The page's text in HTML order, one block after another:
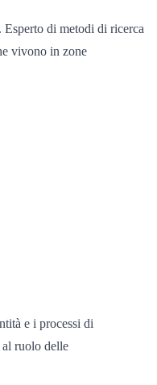
di metodi di ricerca
vivono in zone
e i processi di
ruolo delle